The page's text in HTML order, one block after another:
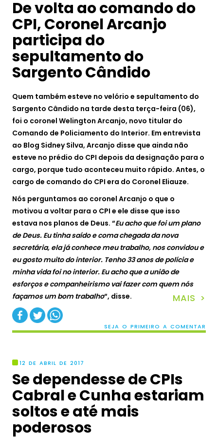
De volta ao comando do
CPI, Coronel Arcanjo
participa do
sepultamento do
Sargento Cândido
Quem também esteve no velório e sepultamento do
Sargento Cândido na tarde desta terça-feira (06),
foi o coronel Welington Arcanjo, novo titular do
Comando de Policiamento do Interior. Em entrevista
ao Blog Sidney Silva, Arcanjo disse que ainda não
esteve no prédio do CPI depois da designação para o
cargo, porque tudo aconteceu muito rápido. Antes, o
cargo de comando do CPI era do Coronel Eliauze.
Nós perguntamos ao coronel Arcanjo o que o
motivou a voltar para o CPI e ele disse que isso
estava nos planos de Deus. “Eu acho que foi um plano
de Deus. Eu tinha saído e coma chegada da nova
secretária, ela já conhece meu trabalho, nos convidou e
eu gosto muito do interior. Tenho 33 anos de polícia e
minha vida foi no interior. Eu acho que a união de
esforços e companheirismo vai fazer com quem nós
façamos um bom trabalho“, disse. MAIS >
SEJA O PRIMEIRO A COMENTAR
12 DE ABRIL DE 2017
Se dependesse de CPIs
Cabral e Cunha estariam
soltos e até mais
poderosos